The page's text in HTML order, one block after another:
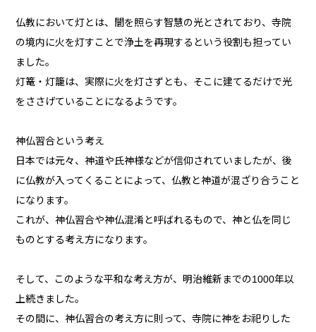
仏教において灯とは、闇を照らす智慧の光とされており、寺院
の境内に火を灯すことで浄土を再現するという役割も担ってい
ました。
灯篭・灯籠は、実際に火を灯さずとも、そこに建てるだけで光
をささげていることになるようです。
神仏習合という考え
日本では元々、神道や氏神様などが信仰されていましたが、後
に仏教が入ってくることによって、仏教と神道が混ざり合うこと
になります。
これが、神仏習合や神仏混淆と呼ばれるもので、神と仏を同じ
ものとする考え方になります。
そして、このような平和な考え方が、明治維新までの1000年以
上続きました。
その間に、神仏習合の考え方に則って、寺院に神をお祀りした